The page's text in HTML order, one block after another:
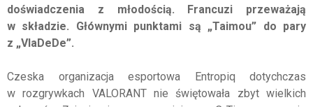
doświadczenia z młodością. Francuzi przeważają
w składzie. Głównymi punktami są „Taimou” do pary
z „VlaDeDe”.
Czeska organizacja esportowa Entropiq dotychczas
w rozgrywkach VALORANT nie świętowała zbyt wielkich